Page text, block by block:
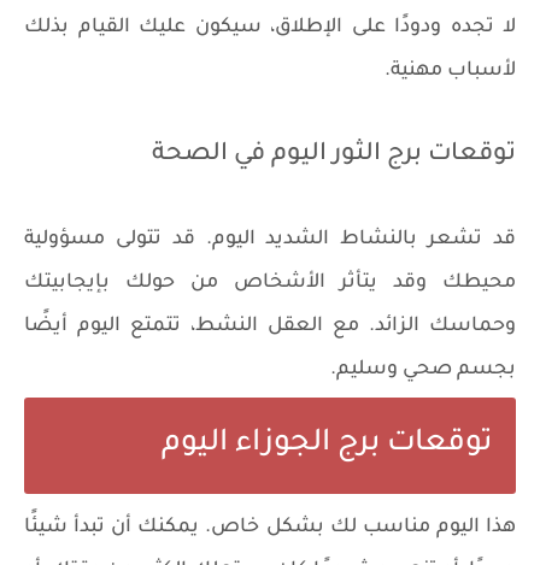
لا تجده ودودًا على الإطلاق، سيكون عليك القيام بذلك
لأسباب مهنية.
توقعات برج الثور اليوم في الصحة
قد تشعر بالنشاط الشديد اليوم. قد تتولى مسؤولية
محيطك وقد يتأثر الأشخاص من حولك بإيجابيتك
وحماسك الزائد. مع العقل النشط، تتمتع اليوم أيضًا
بجسم صحي وسليم.
توقعات برج الجوزاء اليوم
هذا اليوم مناسب لك بشكل خاص. يمكنك أن تبدأ شيئًا